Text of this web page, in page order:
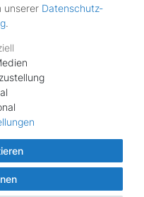
mit
Rechte vorbehalten.
unserer Daten­schutz­
.